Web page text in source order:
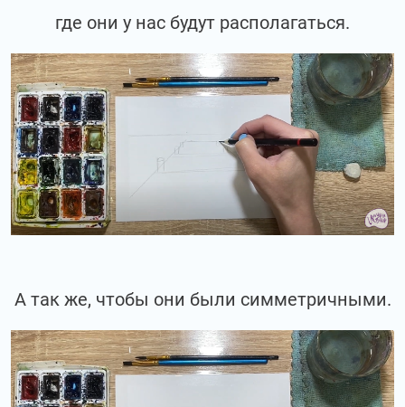
где они у нас будут располагаться.
А так же, чтобы они были симметричными.